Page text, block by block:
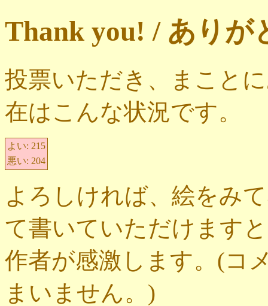
Thank you! / ありが
投票いただき、まこと
在はこんな状況です。
よい: 215
悪い: 204
よろしければ、絵をみ
て書いていただけます
作者が感激します。(コ
まいません。)